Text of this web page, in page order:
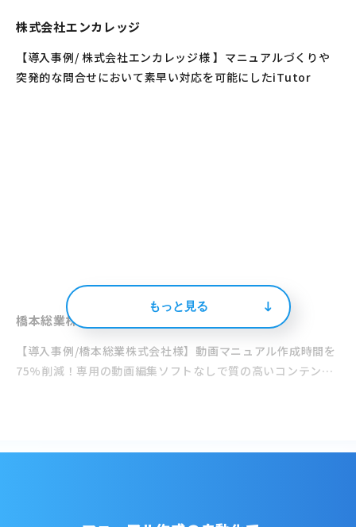
株式会社エンカレッジ
【導入事例/ 株式会社エンカレッジ様 】マニュアルづくりや
突発的な問合せにおいて素早い対応を可能にしたiTutor
橋本総業株式会社
【導入事例/橋本総業株式会社様】動画マニュアル作成時間を
75%削減！専用の動画編集ソフトなしで質の高いコンテンツ
もっと見る